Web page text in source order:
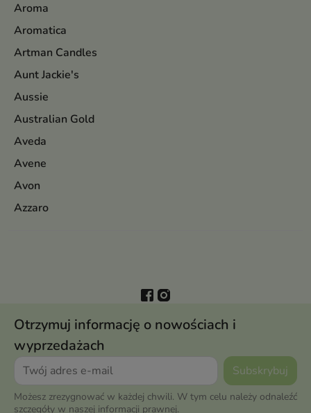
Aroma
Aromatica
Artman Candles
Aunt Jackie's
Aussie
Australian Gold
Aveda
Avene
Avon
Azzaro
Otrzymuj informację o nowościach i
wyprzedażach
Możesz zrezygnować w każdej chwili. W tym celu należy odnaleźć
szczegóły w naszej informacji prawnej.